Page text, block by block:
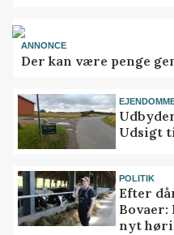
ANNONCE
Der kan være penge
Udsigt
POLITIK
Efter
nyt